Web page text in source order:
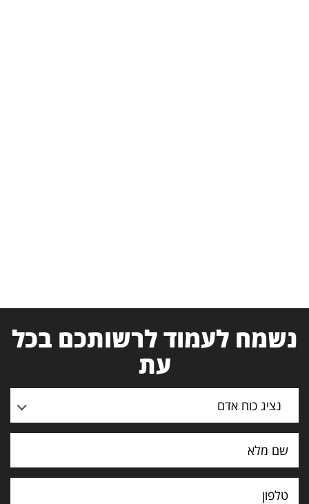
נשמח לעמוד לרשותכם בכל
עת
נציג כוח אדם